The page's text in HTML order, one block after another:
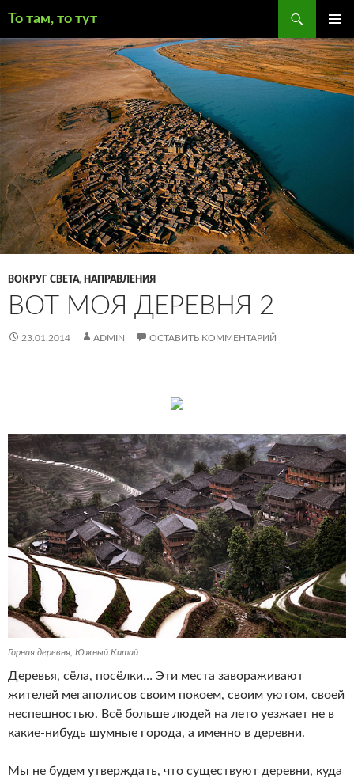
То там, то тут
МЕНЮ
К
СОДЕРЖИМОМУ
ВОКРУГ СВЕТА, НАПРАВЛЕНИЯ
ВОТ МОЯ ДЕРЕВНЯ 2
23.01.2014 ADMIN ОСТАВИТЬ КОММЕНТАРИЙ
Горная деревня, Южный Китай
Деревья, сёла, посёлки… Эти места завораживают
жителей мегаполисов своим покоем, своим уютом, своей
неспешностью. Всё больше людей на лето уезжает не в
какие-нибудь шумные города, а именно в деревни.
Мы не будем утверждать, что существуют деревни, куда